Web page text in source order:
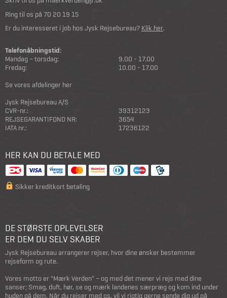
Ring til os på 70 20 19 15
Er du interesseret i job hos Jysk Rejsebureau? Klik her.
Telefonåbningstid:
Mandag – torsdag:
9.00 - 17.00
Fredag:
10.00 - 17.00
Se vores afdelinger her
Jysk Rejsebureau A/S
CVR-nr.:
39312123
REJSEGARANTIFOND NR:
3654
IATA nr.:
17236122
HER KAN DU BETALE MED
Sikker kreditkort betaling
DE STØRSTE OPLEVELSER
ER DEM DU SELV SKABER
Jysk Rejsebureau arrangerer rejser, hvor dine ønsker bestemmer
rejseform og rute.
Vores motto er "Mærk Verden" – og med det mener vi rejs med dine
sanser; Smag, duft, hør, se og mærk landenes særpræg og kom ind under
huden på dem. Når du rejser med os, vil vi rigtig gerne sende dig ud på